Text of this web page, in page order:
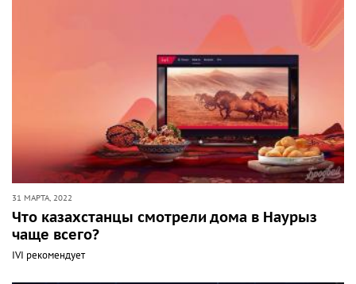
31 МАРТА, 2022
Что казахстанцы смотрели дома в Наурыз
чаще всего?
IVI рекомендует